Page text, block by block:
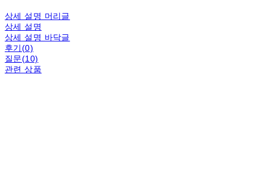
상세 설명 머리글
상세 설명
상세 설명 바닥글
후기(0)
질문(10)
관련 상품